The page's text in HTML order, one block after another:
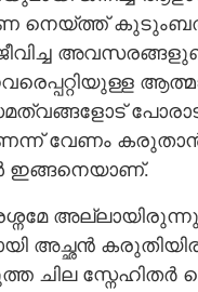
ജീവിച്ച
വേണം
ഇങ്ങനെയാണ്.
അല്ലായിരുന്നു.
അച്ഛൻ
ചില